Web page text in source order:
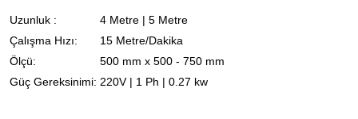
Uzunluk :
4 Metre | 5 Metre
Çalışma Hızı:
15 Metre/Dakika
Ölçü:
500 mm x 500 - 750 mm
Güç Gereksinimi: 220V | 1 Ph | 0.27 kw